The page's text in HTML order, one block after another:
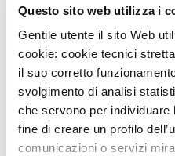
Questo sito web utilizza i
Gentile utente il sito Web
cookie: cookie tecnici
il suo corretto
svolgimento di analisi
che servono per individuare
fine di creare un profilo
comunicazioni o servizi
CITTÀ*
INDIRIZZO*